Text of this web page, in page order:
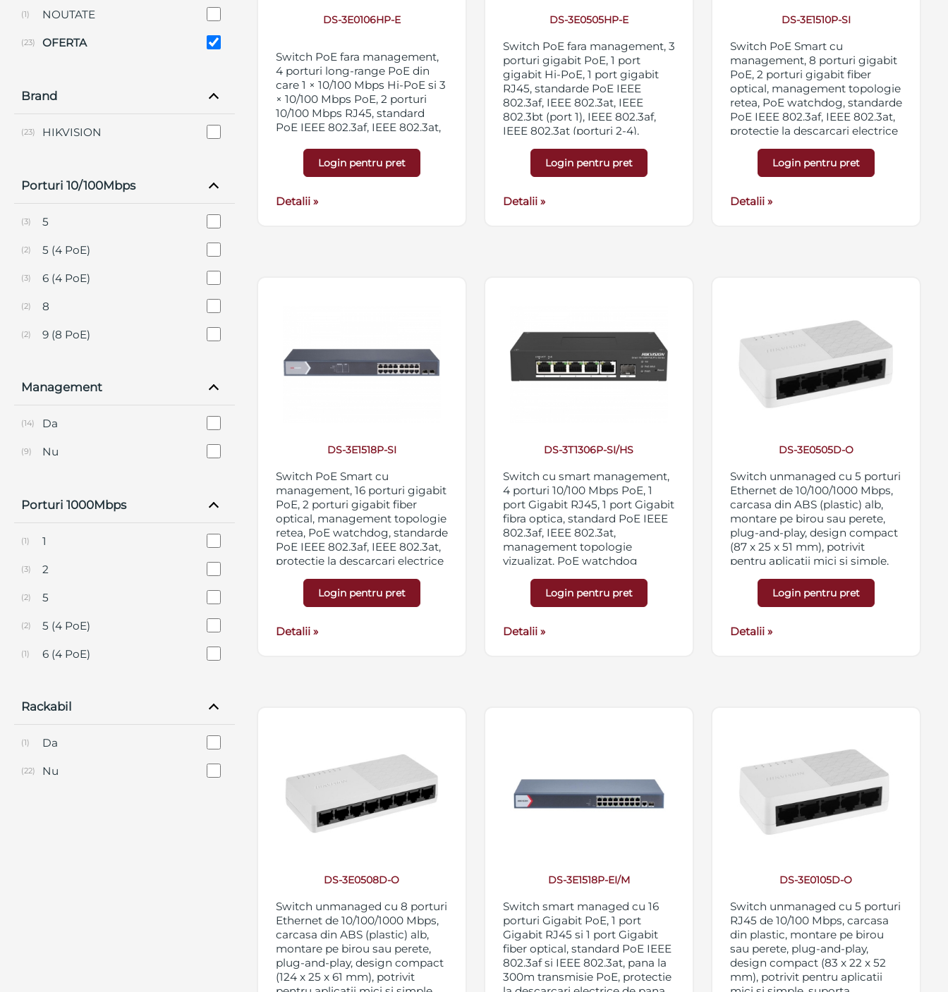
NOUTATE
(1)
OFERTA
(23)
Brand
HIKVISION
(23)
Porturi 10/100Mbps
5
(3)
5 (4 PoE)
(2)
6 (4 PoE)
(3)
8
(2)
9 (8 PoE)
(2)
12 (8 PoE)
(3)
18 (16 PoE)
(2)
Management
Da
(14)
Nu
(9)
Porturi 1000Mbps
1
(1)
2
(3)
5
(2)
5 (4 PoE)
(2)
6 (4 PoE)
(1)
10 (8 PoE)
(3)
12 (8 PoE)
(3)
18 (16 PoE)
(2)
Rackabil
Da
(1)
Nu
(22)
DS-3E0106HP-E
Switch PoE fara management,
4 porturi long-range PoE din
care 1 × 10/100 Mbps Hi-PoE si 3
× 10/100 Mbps PoE, 2 porturi
10/100 Mbps RJ45, standard
PoE IEEE 802.3af, IEEE 802.3at,
Gbps, protectie la descarcari
electrice pana la 6KV, carcasa
Login pentru pret
Detalii »
DS-3E0505HP-E
Switch PoE fara management, 3
porturi gigabit PoE, 1 port
gigabit Hi-PoE, 1 port gigabit
RJ45, standarde PoE IEEE
802.3af, IEEE 802.3at, IEEE
802.3bt (port 1), IEEE 802.3af,
IEEE 802.3at (porturi 2-4),
pana la 6KV, carcasa metalica,
alimentare 48 VDC, 1.35 A
Login pentru pret
Detalii »
DS-3E1510P-SI
Switch PoE Smart cu
management, 8 porturi gigabit
PoE, 2 porturi gigabit fiber
optical, management topologie
retea, PoE watchdog, standarde
PoE IEEE 802.3af, IEEE 802.3at,
protectie la descarcari electrice
alimentare 48 VDC, 2.5 A
Login pentru pret
Detalii »
DS-3E1518P-SI
Switch PoE Smart cu
management, 16 porturi gigabit
PoE, 2 porturi gigabit fiber
optical, management topologie
retea, PoE watchdog, standarde
PoE IEEE 802.3af, IEEE 802.3at,
protectie la descarcari electrice
alimentare 100-240 VAC, 50/60
Login pentru pret
Detalii »
DS-3T1306P-SI/HS
Switch cu smart management,
4 porturi 10/100 Mbps PoE, 1
port Gigabit RJ45, 1 port Gigabit
fibra optica, standard PoE IEEE
802.3af, IEEE 802.3at,
management topologie
vizualizat, PoE watchdog
detectare si restartare camere
care nu raspund, carcasa
VDC, max. 65W. Sursa nu este
Login pentru pret
Detalii »
DS-3E0505D-O
Switch unmanaged cu 5 porturi
Ethernet de 10/100/1000 Mbps,
carcasa din ABS (plastic) alb,
montare pe birou sau perete,
plug-and-play, design compact
(87 x 25 x 51 mm), potrivit
pentru aplicatii mici si simple,
5 VDC, 0.6 ALogin pentru pret
Detalii »
DS-3E0508D-O
Switch unmanaged cu 8 porturi
Ethernet de 10/100/1000 Mbps,
carcasa din ABS (plastic) alb,
montare pe birou sau perete,
plug-and-play, design compact
(124 x 25 x 61 mm), potrivit
DS-3E1518P-EI/M
Switch smart managed cu 16
porturi Gigabit PoE, 1 port
Gigabit RJ45 si 1 port Gigabit
fiber optical, standard PoE IEEE
802.3af si IEEE 802.3at, pana la
300m transmisie PoE, protectie
DS-3E0105D-O
Switch unmanaged cu 5 porturi
RJ45 de 10/100 Mbps, carcasa
din plastic, montare pe birou
sau perete, plug-and-play,
design compact (83 x 22 x 52
mm), potrivit pentru aplicatii